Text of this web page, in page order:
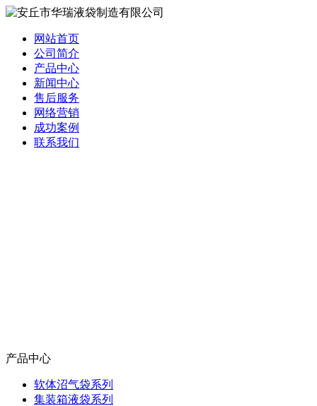
网站首页
公司简介
产品中心
新闻中心
售后服务
网络营销
成功案例
联系我们
产品中心
软体沼气袋系列
集装箱液袋系列